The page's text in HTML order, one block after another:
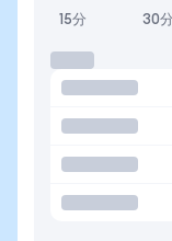
15分 30分